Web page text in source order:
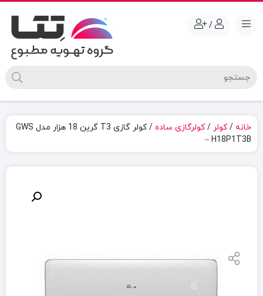
/
خانه /کولر /کولرگازی ساده
/ کولر گازی T3 گرین 18 هزار مدل GWS
– H18P1T3B